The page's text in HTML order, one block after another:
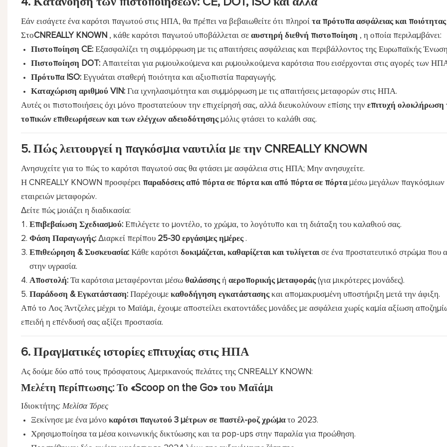
Εάν εισάγετε ένα καρότσι παγωτού στις ΗΠΑ, θα πρέπει να βεβαιωθείτε ότι πληροί τα πρότυπα ασφάλειας και ποιότητας
ΣτοCNREALLY KNOWN , κάθε καρότσι παγωτού υποβάλλεται σε αυστηρή διεθνή πιστοποίηση , η οποία περιλαμβάνει:
Πιστοποίηση CE: Εξασφαλίζει τη συμμόρφωση με τις απαιτήσεις ασφάλειας και περιβάλλοντος της Ευρωπαϊκής
Πιστοποίηση DOT: Απαιτείται για ρυμουλκούμενα και ρυμουλκούμενα καρότσια που εισέρχονται στις αγορές των
Πρότυπα ISO: Εγγυάται σταθερή ποιότητα και αξιοπιστία παραγωγής.
Καταχώριση αριθμού VIN: Για ιχνηλασιμότητα και συμμόρφωση με τις απαιτήσεις μεταφορών στις ΗΠΑ.
Αυτές οι πιστοποιήσεις όχι μόνο προστατεύουν την επιχείρησή σας, αλλά διευκολύνουν επίσης την επιτυχή ολοκλήρωση
τοπικών επιθεωρήσεων και των ελέγχων αδειοδότησηςμόλις φτάσει το καλάθι σας.
5. Πώς λειτουργεί η παγκόσμια ναυτιλία με την CNREALLY KNOWN
Ανησυχείτε για το πώς το καρότσι παγωτού σας θα φτάσει με ασφάλεια στις ΗΠΑ; Μην ανησυχείτε.
Η CNREALLY KNOWN προσφέρει παραδόσεις από πόρτα σε πόρτα και από πόρτα σε πόρταμέσω μεγάλων παγκόσμιων
εταιρειών μεταφορών.
Δείτε πώς μοιάζει η διαδικασία:
Επιβεβαίωση Σχεδιασμού:Επιλέγετε το μοντέλο, το χρώμα, το λογότυπο και τη διάταξη του καλαθιού σας.
Φάση Παραγωγής:Διαρκεί περίπου 25-30 εργάσιμες ημέρες.
Επιθεώρηση & Συσκευασία:Κάθε καρότσι δοκιμάζεται, καθαρίζεται και τυλίγεταισε ένα προστατευτικό στρώμα που
στην υγρασία.
Αποστολή:Τα καρότσια μεταφέρονται μέσω θαλάσσηςή αεροπορικής μεταφοράς(για μικρότερες μονάδες).
Παράδοση & Εγκατάσταση:Παρέχουμε καθοδήγηση εγκατάστασηςκαι απομακρυσμένη υποστήριξη μετά την άφιξη.
Από το Λος Άντζελες μέχρι το Μαϊάμι, έχουμε αποστείλει εκατοντάδες μονάδες με ασφάλεια χωρίς καμία αξίωση
επειδή η επένδυσή σας αξίζει προστασία.
6. Πραγματικές ιστορίες επιτυχίας στις ΗΠΑ
Ας δούμε δύο από τους πρόσφατους Αμερικανούς πελάτες της CNREALLY KNOWN:
Μελέτη περίπτωσης: Το «Scoop on the Go» του Μαϊάμι
Ιδιοκτήτης: Μελίσα Τόρες
Ξεκίνησε με ένα μόνοκαρότσι παγωτού 3 μέτρων σε παστέλ-ροζ χρώματο 2023.
Χρησιμοποίησα τα μέσα κοινωνικής δικτύωσης και τα pop-ups στην παραλία για προώθηση.